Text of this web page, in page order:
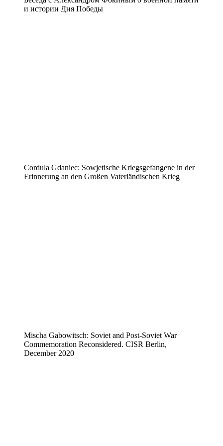
и истории Дня Победы
Cordula Gdaniec: Sowjetische Kriegsgefangene in der
Erinnerung an den Großen Vaterländischen Krieg
Mischa Gabowitsch: Soviet and Post-Soviet War
Commemoration Reconsidered. CISR Berlin,
December 2020